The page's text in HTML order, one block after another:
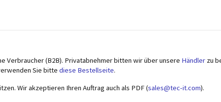
(B2B). Privatabnehmer bitten wir über unsere Händler zu
Sie bitte diese Bestellseite.
Wir akzeptieren Ihren Auftrag auch als PDF (sales@tec-it.com).